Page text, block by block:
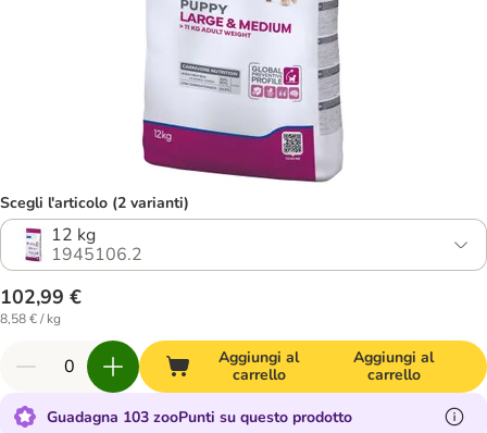
Scegli l'articolo (2 varianti)
12 kg
1945106.2
102,99 €
8,58 € / kg
Aggiungi al
carrello
Aggiungi al
carrello
Guadagna 103 zooPunti su questo prodotto